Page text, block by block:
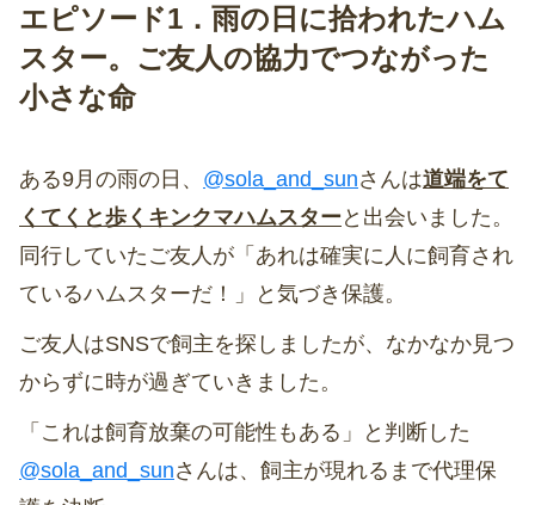
エピソード1．雨の日に拾われたハム
スター。ご友人の協力でつながった
小さな命
ある9月の雨の日、 @sola_and_sunさんは道端をて
くてくと歩くキンクマハムスターと出会いました。
同行していたご友人が「あれは確実に人に飼育され
ているハムスターだ！」と気づき保護。
ご友人はSNSで飼主を探しましたが、なかなか見つ
からずに時が過ぎていきました。
「これは飼育放棄の可能性もある」と判断した
@sola_and_sunさんは、飼主が現れるまで代理保